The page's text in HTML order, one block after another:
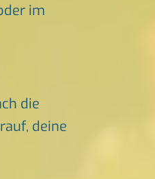
im
die
deine